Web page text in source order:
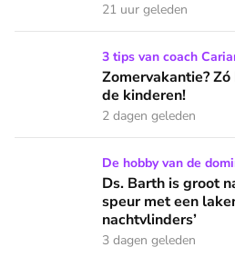
21 uur geleden
Zomervakantie? Zó houd je het
3 tips van coach
Zomervakantie?
de kinderen!
2 dagen geleden
Ds. Barth is grootDe hobby van de
Ds. Barth is groot
speur met een
nachtvlinders’
3 dagen geleden